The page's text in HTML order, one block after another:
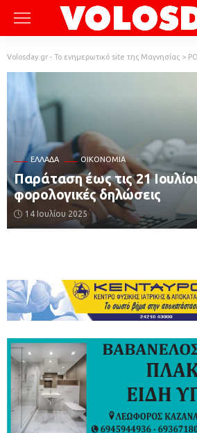
Volosday.gr - Το ενημερωτικό site της Μαγνησίας >
ΕΛΛΆΔΑ ΟΙΚΟΝΟΜΙΑ
Παράταση έως τις 21
φορολογικές δηλώσεις
14 Ιουλίου 2025